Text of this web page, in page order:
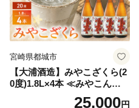
宮崎県都城市
【大浦酒造】みやこざくら(2
0度)1.8L×4本 ≪みやこんじょ
特急便≫_AD-077125,000円